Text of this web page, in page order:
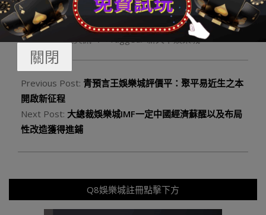
2024-
01-
17
By: q8娛樂城勝利編輯 On: 2024 年 1 月 17 日
In: Q8娛樂城資訊 Tagged: 新天下娛樂城
Previous Post: 青預言王娛樂城評價平：聚平易近生之本
開啟新征程
Next Post: 大總裁娛樂城IMF一定中國經濟蘇醒以及布局
性改造獲得進鋪
Q8娛樂城註冊點擊下方
關閉